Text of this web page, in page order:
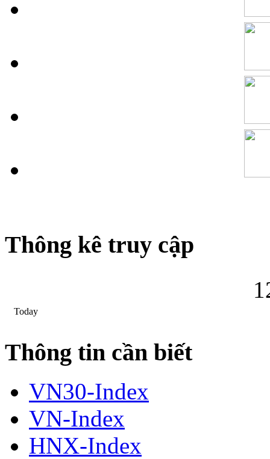
Thông kê truy cập
1
Today
Thông tin cần biết
VN30-Index
VN-Index
HNX-Index